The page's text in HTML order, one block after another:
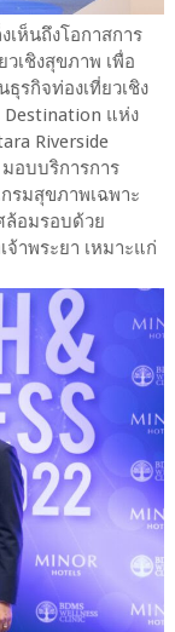
เห็นถึงโอกาสการ
วเชิงสุขภาพ เพื่อ
รกิจท่องเที่ยวเชิง
แห่ง
Riverside
อบบริการการ
รมสุขภาพเฉพาะ
อมรอบด้วย
าพระยา เหมาะแก่